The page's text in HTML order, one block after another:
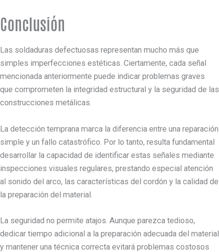
Conclusión
Las soldaduras defectuosas representan mucho más que
simples imperfecciones estéticas. Ciertamente, cada señal
mencionada anteriormente puede indicar problemas graves
que comprometen la integridad estructural y la seguridad de las
construcciones metálicas.
La detección temprana marca la diferencia entre una reparación
simple y un fallo catastrófico. Por lo tanto, resulta fundamental
desarrollar la capacidad de identificar estas señales mediante
inspecciones visuales regulares, prestando especial atención
al sonido del arco, las características del cordón y la calidad de
la preparación del material.
La seguridad no permite atajos. Aunque parezca tedioso,
dedicar tiempo adicional a la preparación adecuada del material
y mantener una técnica correcta evitará problemas costosos